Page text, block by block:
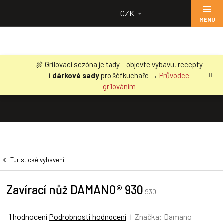
obsah
🍖 Grilovací sezóna je tady – objevte výbavu, recepty
i dárkové sadypro šéfkuchaře → Průvodce
grilováním
CZK
Turistické vybavení
Zavírací nůž DAMANO® 930 930
Průměrné
1 hodnocení Podrobnosti hodnocení Značka: Damano